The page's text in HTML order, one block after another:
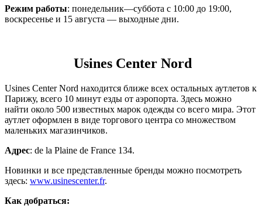
Режим работы: понедельник—суббота с 10:00 до 19:00,
воскресенье и 15 августа — выходные дни.
Usines Center Nord
Usines Center Nord находится ближе всех остальных аутлетов к
Парижу, всего 10 минут езды от аэропорта. Здесь можно
найти около 500 известных марок одежды со всего мира. Этот
аутлет оформлен в виде торгового центра со множеством
маленьких магазинчиков.
Адрес: de la Plaine de France 134.
Новинки и все представленные бренды можно посмотреть
здесь: www.usinescenter.fr.
Как добраться: